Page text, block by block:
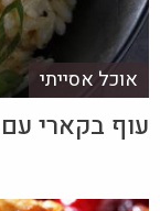
אוכל אסייתי
עוף בקארי